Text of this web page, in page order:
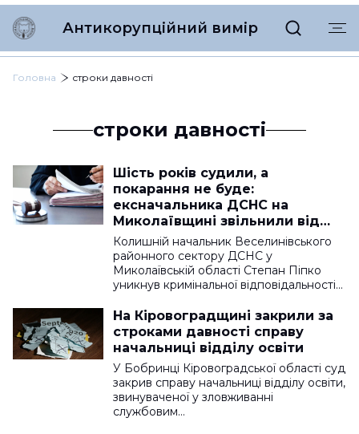
Антикорупційний вимір
Головна строки давності
строки давності
Шість років судили, а
покарання не буде:
ексначальника ДСНС на
Миколаївщині звільнили від
відповідальності за хабар
Колишній начальник Веселинівського
районного сектору ДСНС у
Миколаївській області Степан Піпко
уникнув кримінальної відповідальності…
На Кіровоградщині закрили за
строками давності справу
начальниці відділу освіти
У Бобринці Кіровоградської області суд
закрив справу начальниці відділу освіти,
звинуваченої у зловживанні
службовим…